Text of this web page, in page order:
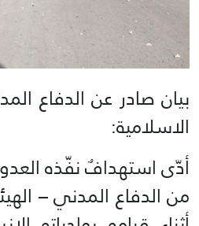
بيان صادر عن الدفاع
الاسلامية:
أدّى استهدافٌ نفّذه
من الدفاع المدني –